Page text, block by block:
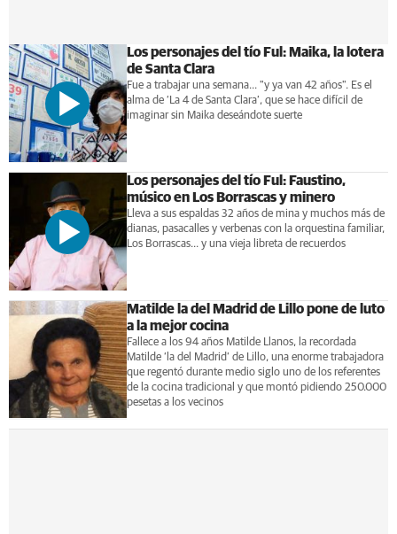
Los personajes del tío Ful: Maika, la lotera
de Santa Clara
Fue a trabajar una semana... "y ya van 42 años". Es el
alma de ‘La 4 de Santa Clara’, que se hace difícil de
imaginar sin Maika deseándote suerte
Los personajes del tío Ful: Faustino,
músico en Los Borrascas y minero
Lleva a sus espaldas 32 años de mina y muchos más de
dianas, pasacalles y verbenas con la orquestina familiar,
Los Borrascas... y una vieja libreta de recuerdos
Matilde la del Madrid de Lillo pone de luto
a la mejor cocina
Fallece a los 94 años Matilde Llanos, la recordada
Matilde ‘la del Madrid’ de Lillo, una enorme trabajadora
que regentó durante medio siglo uno de los referentes
de la cocina tradicional y que montó pidiendo 250.000
pesetas a los vecinos